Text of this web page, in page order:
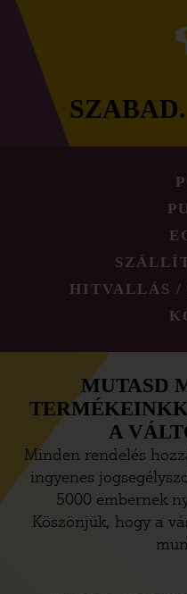
HITVALLÁS /
MUTASD
A
Minden rendelés
ingyenes
5000 embernek
Köszönjük, hogy a